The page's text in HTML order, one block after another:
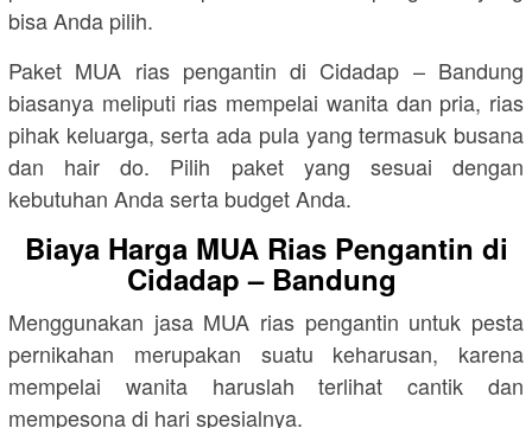
bisa Anda pilih.
Paket MUA rias pengantin di Cidadap – Bandung
biasanya meliputi rias mempelai wanita dan pria, rias
pihak keluarga, serta ada pula yang termasuk busana
dan hair do. Pilih paket yang sesuai dengan
kebutuhan Anda serta budget Anda.
Biaya Harga MUA Rias Pengantin di
Cidadap – Bandung
Menggunakan jasa MUA rias pengantin untuk pesta
pernikahan merupakan suatu keharusan, karena
mempelai wanita haruslah terlihat cantik dan
mempesona di hari spesialnya.